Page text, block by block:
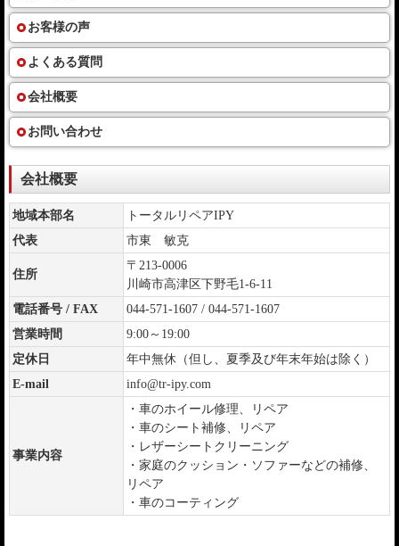
お客様の声
よくある質問
会社概要
お問い合わせ
会社概要
地域本部名
トータルリペアIPY
代表
市東 敏克
住所
〒213-0006
川崎市高津区下野毛1-6-11
電話番号 / FAX
044-571-1607 / 044-571-1607
営業時間
9:00～19:00
定休日
年中無休（但し、夏季及び年末年始は除く）
E-mail
info@tr-ipy.com
事業内容
・車のホイール修理、リペア
・車のシート補修、リペア
・レザーシートクリーニング
・家庭のクッション・ソファーなどの補修、
リペア
・車のコーティング